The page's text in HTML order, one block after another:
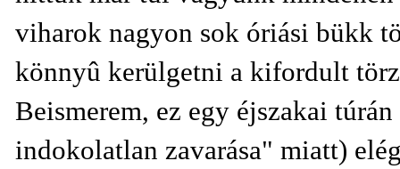
viharok nagyon sok óriási bükk
könnyû kerülgetni a kifordult
Beismerem, ez egy éjszakai
indokolatlan zavarása" miatt)